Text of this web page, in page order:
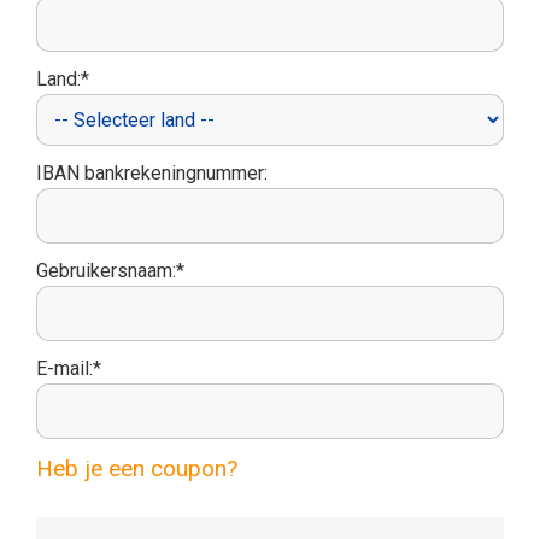
Land:*
IBAN bankrekeningnummer:
Gebruikersnaam:*
E-mail:*
Heb je een coupon?